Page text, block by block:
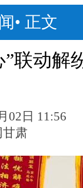
• 正文
联动解
02日 11:56
肃